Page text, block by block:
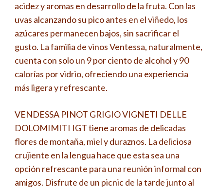
acidez y aromas en desarrollo de la fruta. Con las
uvas alcanzando su pico antes en el viñedo, los
azúcares permanecen bajos, sin sacrificar el
gusto. La familia de vinos Ventessa, naturalmente,
cuenta con solo un 9 por ciento de alcohol y 90
calorías por vidrio, ofreciendo una experiencia
más ligera y refrescante.
VENDESSA PINOT GRIGIO VIGNETI DELLE
DOLOMIMITI IGT tiene aromas de delicadas
flores de montaña, miel y duraznos. La deliciosa
crujiente en la lengua hace que esta sea una
opción refrescante para una reunión informal con
amigos. Disfrute de un picnic de la tarde junto al